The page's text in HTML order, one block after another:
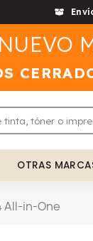
OTRAS
All-in-One